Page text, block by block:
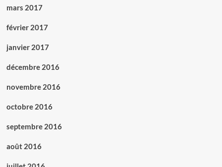
mars 2017
février 2017
janvier 2017
décembre 2016
novembre 2016
octobre 2016
septembre 2016
août 2016